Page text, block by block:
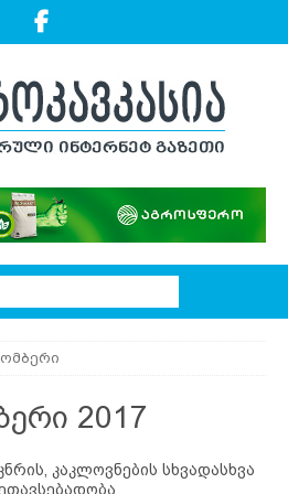
2017
კაკლოვნების სხვადასხვა